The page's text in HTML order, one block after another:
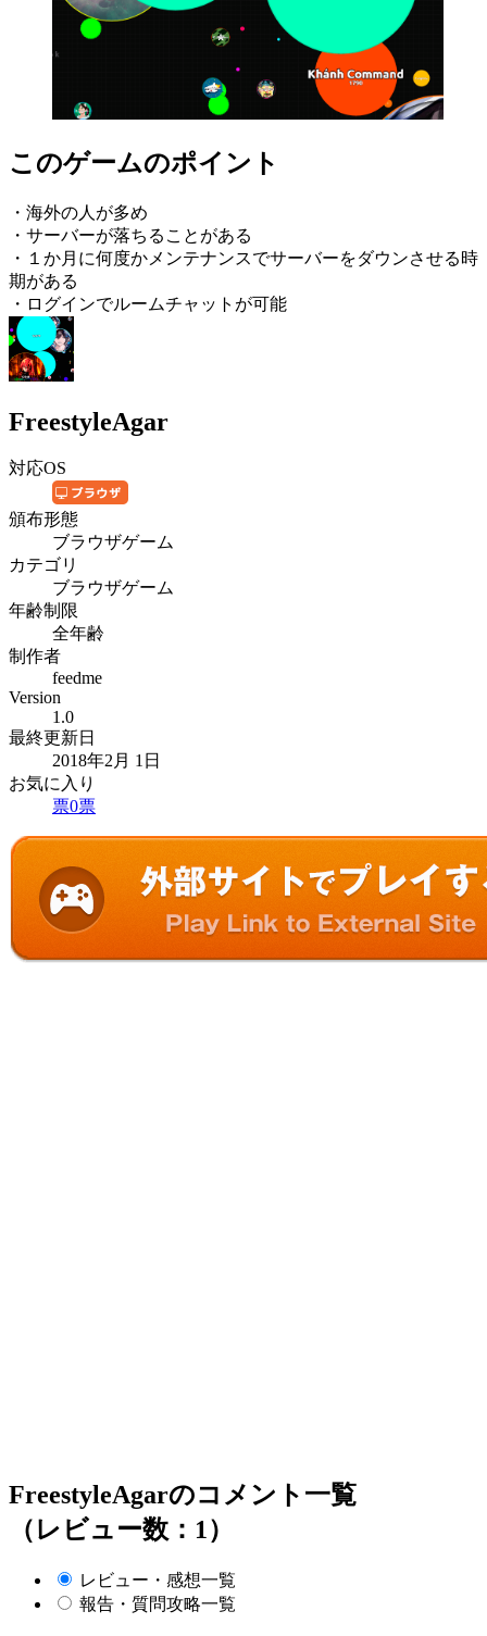
このゲームのポイント
・海外の人が多め
・サーバーが落ちることがある
・１か月に何度かメンテナンスでサーバーをダウンさせる時
期がある
・ログインでルームチャットが可能
FreestyleAgar
対応OS
頒布形態
ブラウザゲーム
カテゴリ
ブラウザゲーム
年齢制限
全年齢
制作者
feedme
Version
1.0
最終更新日
2018年2月 1日
お気に入り
票0票
FreestyleAgarのコメント一覧
（レビュー数：1）
レビュー・感想一覧
報告・質問攻略一覧